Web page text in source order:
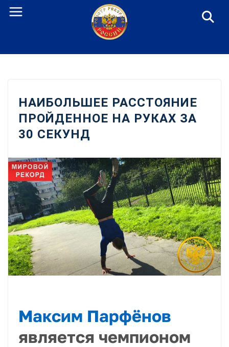
Перейти
НАИБОЛЬШЕЕ РАССТОЯНИЕ
ПРОЙДЕННОЕ НА РУКАХ ЗА
30 СЕКУНД
Максим Парфёнов
является чемпионом